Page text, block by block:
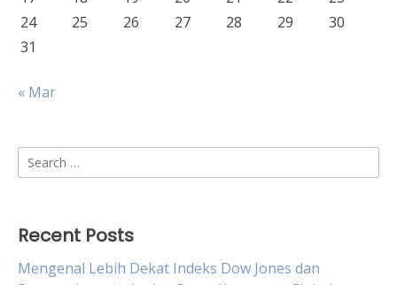
24
25 26 27 28 29
30
31
« Mar
Search
for:
Recent Posts
Mengenal Lebih Dekat Indeks Dow Jones dan